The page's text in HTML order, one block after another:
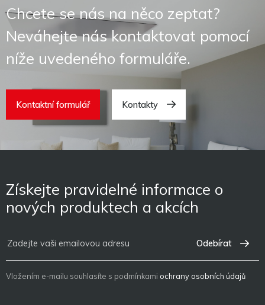
Chcete se nás na něco zeptat?
Neváhejte nás kontaktovat pomocí
níže uvedeného formuláře.
Kontaktní formulář Kontakty
Získejte pravidelné informace o
nových produktech a akcích
Odebírat
Vložením e-mailu souhlasíte s podmínkami ochrany osobních údajů